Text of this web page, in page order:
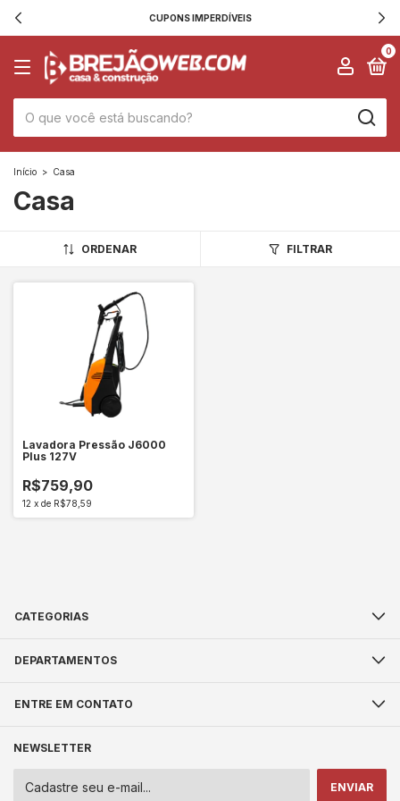
CUPONS IMPERDÍVEIS
0
Início > Casa
Casa
ORDENAR FILTRAR
Lavadora Pressão J6000
Plus 127V
R$759,90
12 x de R$78,59
CATEGORIAS
DEPARTAMENTOS
ENTRE EM CONTATO
NEWSLETTER